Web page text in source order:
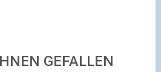
GEFALLEN